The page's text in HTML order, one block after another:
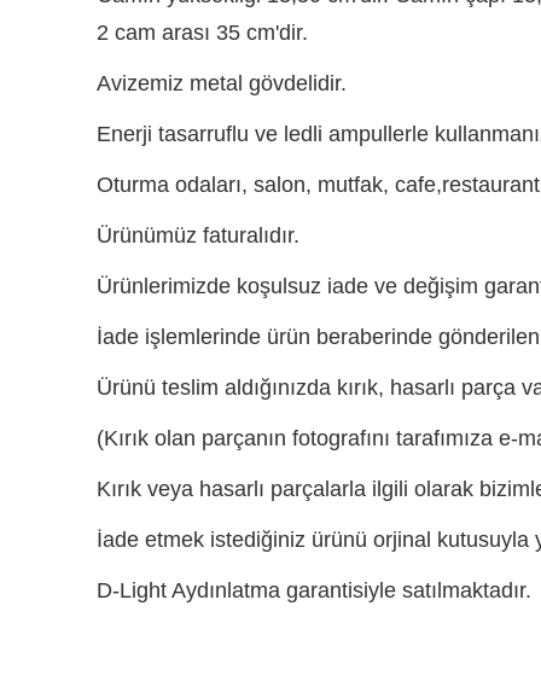
2 cam arası 35 cm'dir.
Avizemiz metal gövdelidir.
Enerji tasarruflu ve ledli ampullerle
Oturma odaları, salon, mutfak,
Ürünümüz faturalıdır.
Ürünlerimizde koşulsuz iade ve değişim
İade işlemlerinde ürün beraberinde
Ürünü teslim aldığınızda kırık, hasarlı parça
(Kırık olan parçanın fotografını tarafımıza
Kırık veya hasarlı parçalarla ilgili olarak
İade etmek istediğiniz ürünü orjinal kutusuyla
D-Light Aydınlatma garantisiyle satılmaktadır.